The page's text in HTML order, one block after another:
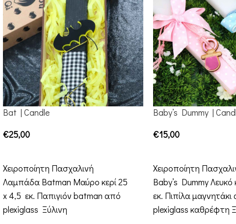
Bat | Candle
€25,00
Χειροποίητη Πασχαλινή
Λαμπάδα Batman Μαύρο κερί 25
x 4,5 εκ. Παπιγιόν batman από
plexiglass Ξύλινη
Baby’s Dummy |
€15,00
Χειροποίητη
Baby’s Dummy Λευκό
εκ. Πιπίλα μαγνητάκι
plexiglass καθρέφτη